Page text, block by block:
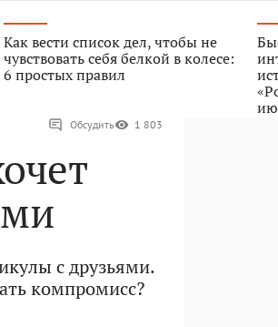
Как вести список дел, чтобы не
чувствовать себя белкой в колесе:
6 простых правил
Обсудить 1 803
с друзьями.
компромисс?